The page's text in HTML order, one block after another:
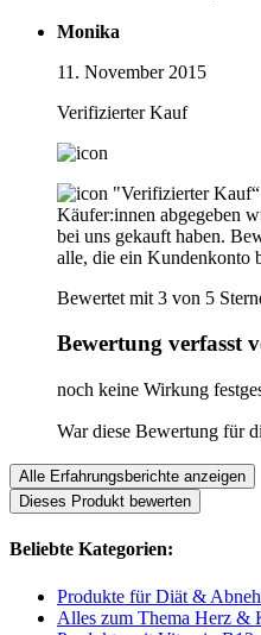
Monika
11. November 2015
Verifizierter Kauf
"Verifizierter
Käufer:innen abgegeben
bei uns gekauft haben.
alle, die ein Kundenkonto
Bewertet mit 3 von 5
Bewertung verfasst
noch keine Wirkung
War diese Bewertung für
Alle Erfahrungsberichte anzeigen
Dieses Produkt bewerten
Beliebte Kategorien:
Produkte für Diät &
Alles zum Thema Herz &